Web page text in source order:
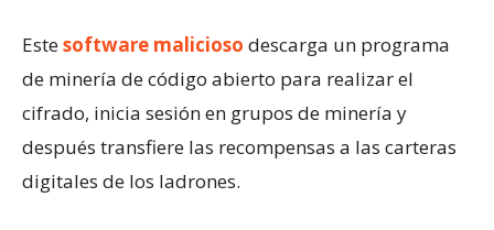
Estesoftware malicioso descarga un programa
de minería de código abierto para realizar el
cifrado, inicia sesión en grupos de minería y
después transfiere las recompensas a las carteras
digitales de los ladrones.